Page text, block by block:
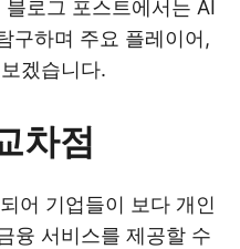
로그 포스트에서는 AI
구하며 주요 플레이어,
겠습니다.
차점
어 기업들이 보다 개인
융 서비스를 제공할 수